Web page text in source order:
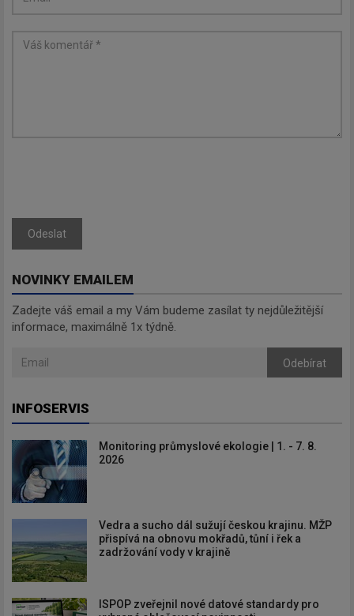
Odeslat
NOVINKY EMAILEM
Zadejte váš email a my Vám budeme zasílat ty nejdůležitější
informace, maximálně 1x týdně.
Odebírat
INFOSERVIS
Monitoring průmyslové ekologie | 1. - 7. 8.
2026
Vedra a sucho dál sužují českou krajinu. MŽP
přispívá na obnovu mokřadů, tůní i řek a
zadržování vody v krajině
ISPOP zveřejnil nové datové standardy pro